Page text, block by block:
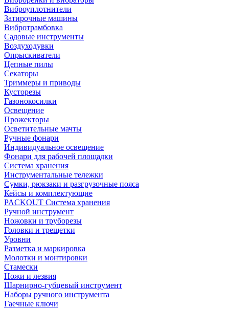
Виброуплотнители
Затирочные машины
Вибротрамбовка
Садовые инструменты
Воздуходувки
Опрыскиватели
Цепные пилы
Секаторы
Триммеры и приводы
Кусторезы
Газонокосилки
Освещение
Прожекторы
Осветительные мачты
Ручные фонари
Индивидуальное освещение
Фонари для рабочей площадки
Система хранения
Инструментальные тележки
Сумки, рюкзаки и разгрузочные пояса
Кейсы и комплектующие
PACKOUT Система хранения
Ручной инструмент
Ножовки и труборезы
Головки и трещетки
Уровни
Разметка и маркировка
Молотки и монтировки
Стамески
Ножи и лезвия
Шарнирно-губцевый инструмент
Наборы ручного инструмента
Гаечные ключи